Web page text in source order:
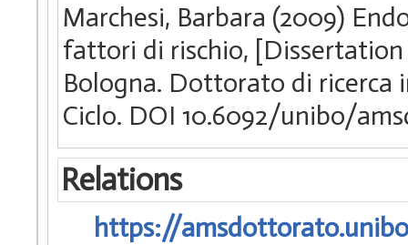
Marchesi, Barbara (2009)
fattori di rischio,
Bologna. Dottorato di
Ciclo. DOI 10.6092/unibo/
Relations
https://